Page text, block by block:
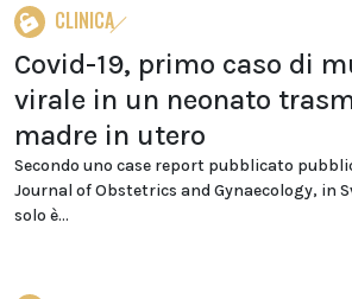
CLINICA
Covid-19, primo caso di
virale in un neonato
madre in utero
Secondo uno case report pubblicato
Journal of Obstetrics and Gynaecology, in
solo è...